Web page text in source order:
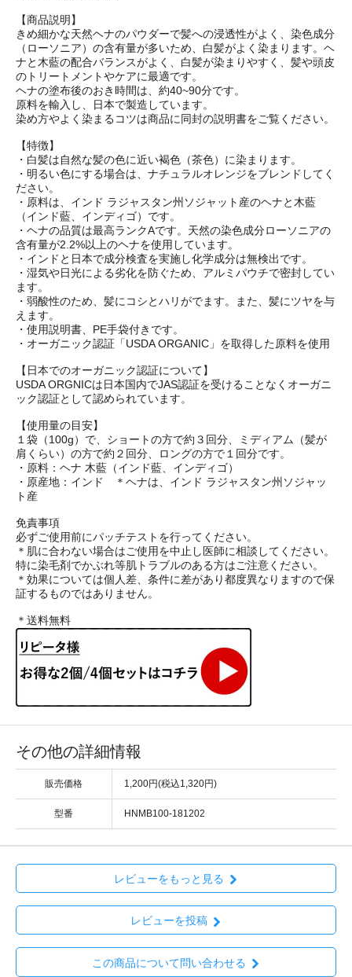
【商品説明】
きめ細かな天然ヘナのパウダーで髪への浸透性がよく、染色成分
（ローソニア）の含有量が多いため、白髪がよく染まります。ヘ
ナと木藍の配合バランスがよく、白髪が染まりやすく、髪や頭皮
のトリートメントやケアに最適です。
ヘナの塗布後のおき時間は、約40~90分です。
原料を輸入し、日本で製造しています。
染め方やよく染まるコツは商品に同封の説明書をご覧ください。
【特徴】
・白髪は自然な髪の色に近い褐色（茶色）に染まります。
・明るい色にする場合は、ナチュラルオレンジをブレンドしてく
ださい。
・原料は、インド ラジャスタン州ソジャット産のヘナと木藍
（インド藍、インディゴ）です。
・ヘナの品質は最高ランクAです。天然の染色成分ローソニアの
含有量が2.2%以上のヘナを使用しています。
・インドと日本で成分検査を実施し化学成分は無検出です。
・湿気や日光による劣化を防ぐため、アルミパウチで密封してい
ます。
・弱酸性のため、髪にコシとハリがでます。また、髪にツヤを与
えます。
・使用説明書、PE手袋付きです。
・オーガニック認証「USDA ORGANIC」を取得した原料を使用
【日本でのオーガニック認証について】
USDA ORGNICは日本国内でJAS認証を受けることなくオーガニ
ック認証として認められています。
【使用量の目安】
１袋（100g）で、ショートの方で約３回分、ミディアム（髪が
肩くらい）の方で約２回分、ロングの方で１回分です。
・原料：ヘナ 木藍（インド藍、インディゴ）
・原産地：インド ＊ヘナは、インド ラジャスタン州ソジャッ
ト産
免責事項
必ずご使用前にパッチテストを行ってください。
＊肌に合わない場合はご使用を中止し医師に相談してください。
特に染毛剤でかぶれ等肌トラブルのある方はご注意ください。
＊効果については個人差、条件に差があり都度異なりますので保
証するものではありません。
＊送料無料
その他の詳細情報
販売価格 1,200円(税込1,320円)
型番 HNMB100-181202
レビューをもっと見る
レビューを投稿
この商品について問い合わせる